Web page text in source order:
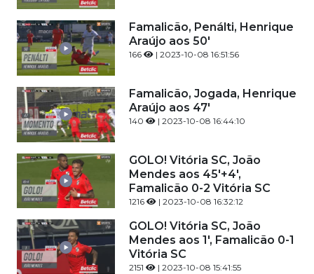
Famalicão, Penálti, Henrique
Araújo aos 50'
166 | 2023-10-08 16:51:56
Famalicão, Jogada, Henrique
Araújo aos 47'
140 | 2023-10-08 16:44:10
GOLO! Vitória SC, João
Mendes aos 45'+4',
Famalicão 0-2 Vitória SC
1216 | 2023-10-08 16:32:12
GOLO! Vitória SC, João
Mendes aos 1', Famalicão 0-1
Vitória SC
2151 | 2023-10-08 15:41:55